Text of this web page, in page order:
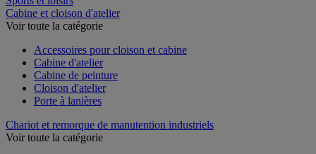
Cabine et cloison d'atelier
Voir toute la catégorie
Accessoires pour cloison et cabine
Cabine d'atelier
Cabine de peinture
Cloison d'atelier
Porte à lanières
Chariot et remorque de manutention industriels
Voir toute la catégorie